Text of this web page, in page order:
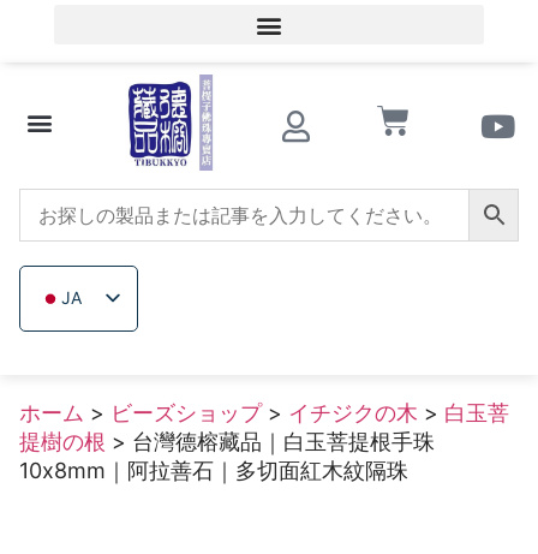
JA
ZH_TW
TH
VI
ホーム > ビーズショップ> イチジクの木 > 白玉菩
提樹の根 > 台灣德榕藏品｜白玉菩提根手珠
10x8mm｜阿拉善石｜多切面紅木紋隔珠